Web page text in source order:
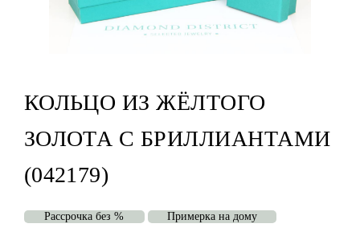
КОЛЬЦО ИЗ ЖЁЛТОГО
ЗОЛОТА С БРИЛЛИАНТАМИ
(042179)
Рассрочка без % Примерка на дому